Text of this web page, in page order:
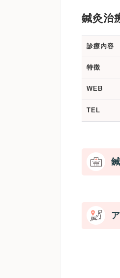
鍼灸治
診療内容
特徴
WEB
TEL